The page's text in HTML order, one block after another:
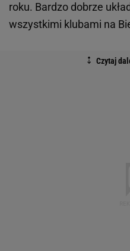
roku. Bardzo dobrze
wszystkimi klubami na